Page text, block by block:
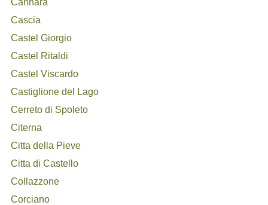
Cannara
Cascia
Castel Giorgio
Castel Ritaldi
Castel Viscardo
Castiglione del Lago
Cerreto di Spoleto
Citerna
Citta della Pieve
Citta di Castello
Collazzone
Corciano